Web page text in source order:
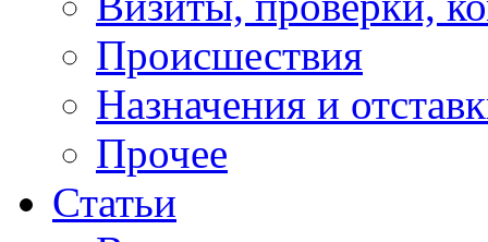
Происшествия
Назначения и
Прочее
Статьи